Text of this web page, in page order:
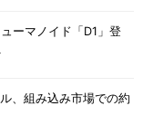
ーマノイド「D1」登
、組み込み市場での約